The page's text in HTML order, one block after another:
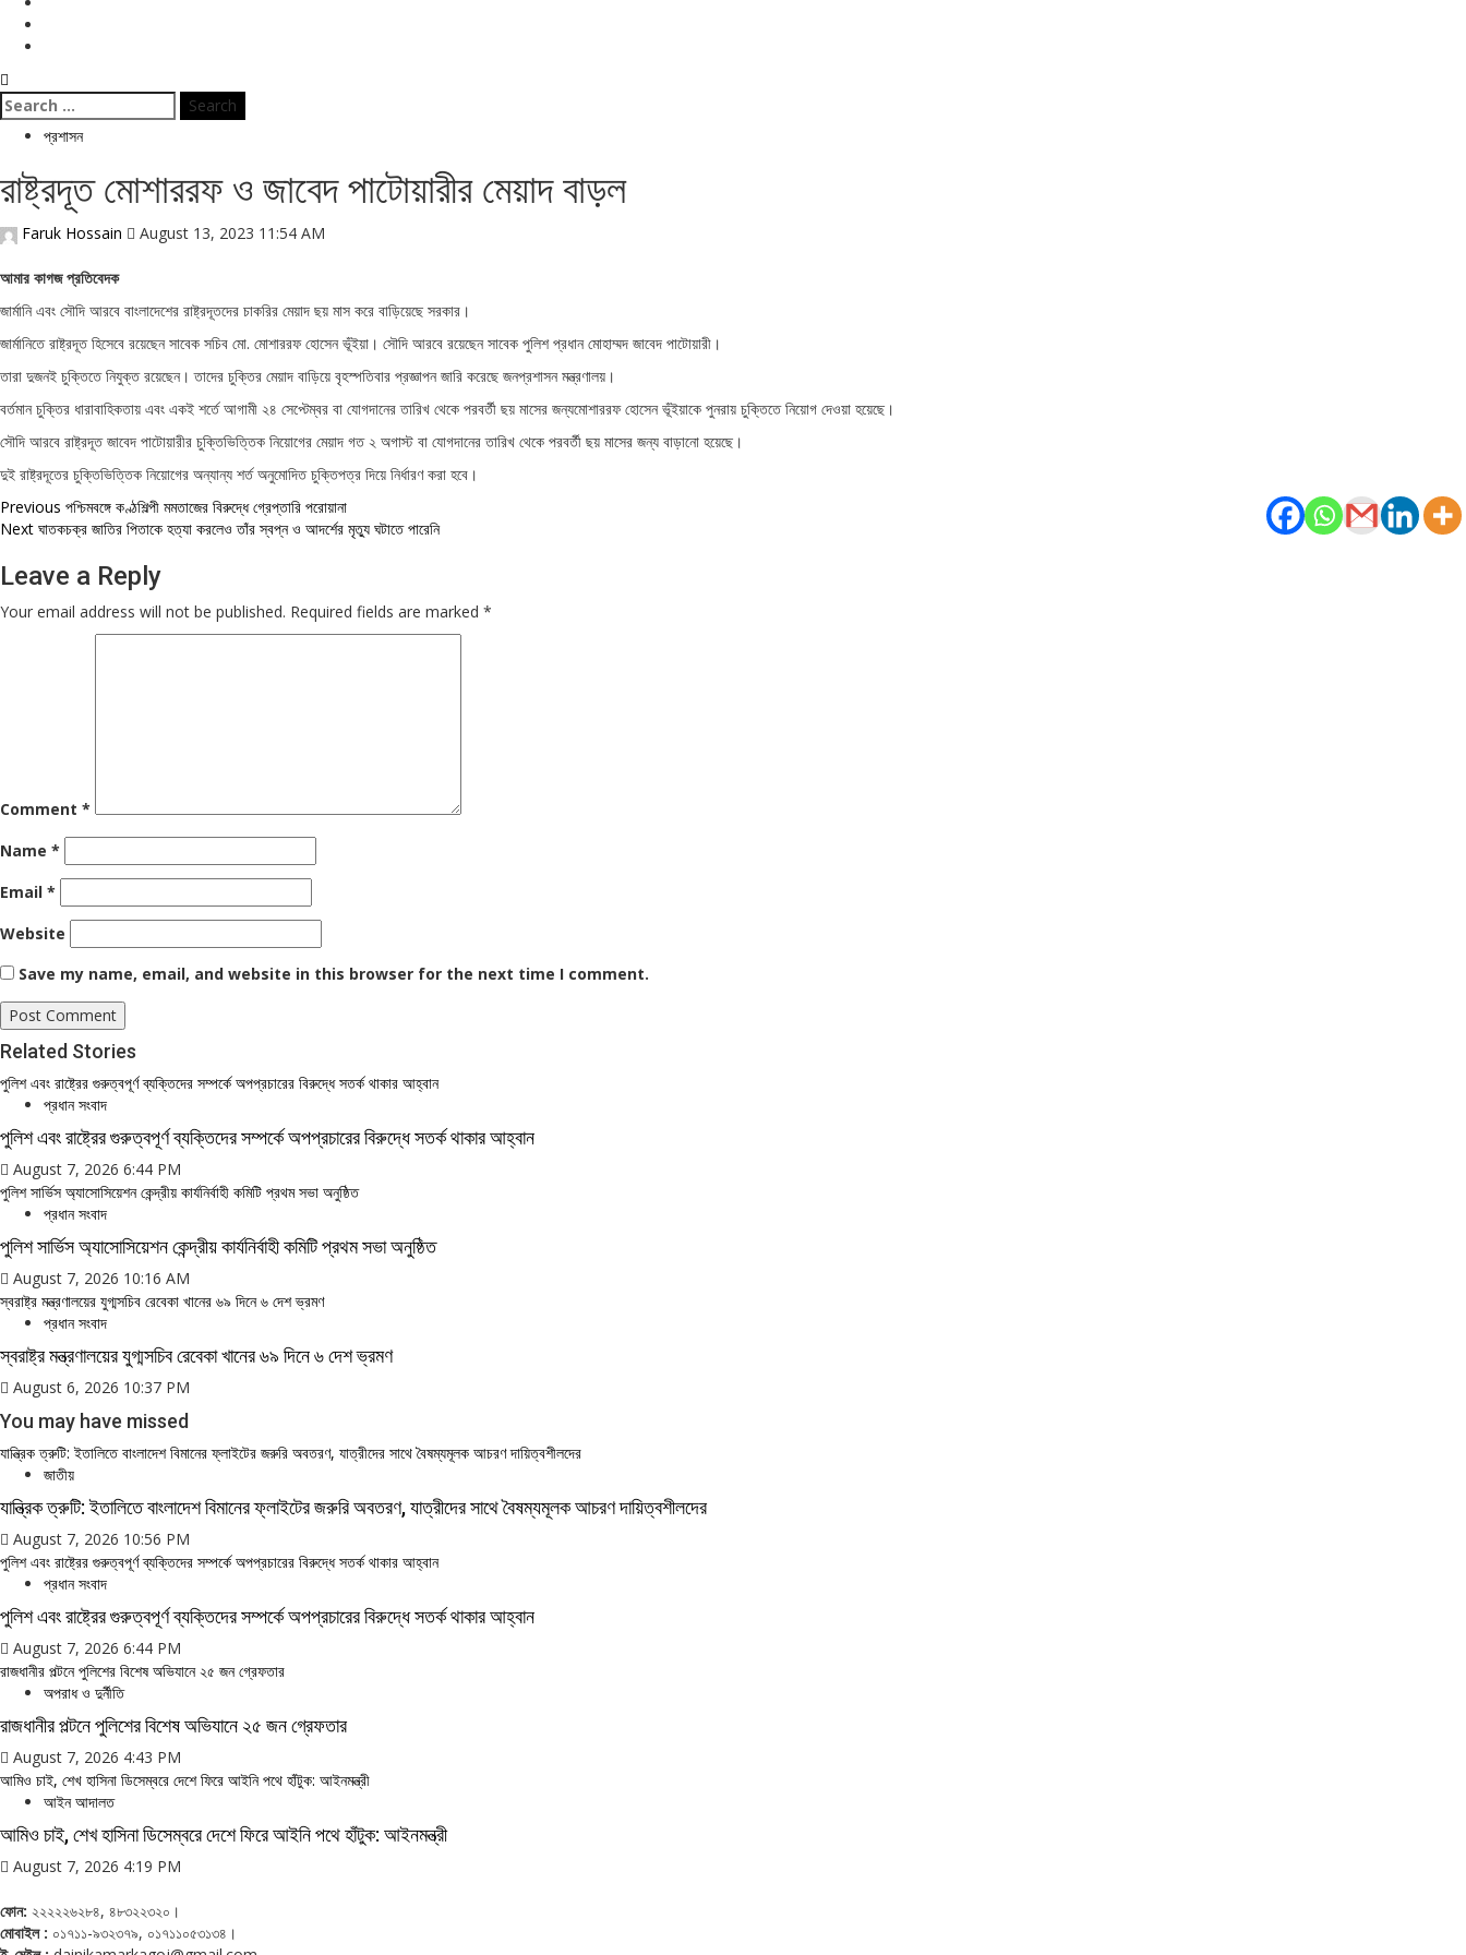
Search
for:
প্রশাসন
রাষ্ট্রদূত মোশাররফ ও জাবেদ পাটোয়ারীর মেয়াদ বাড়ল
Faruk Hossain August 13, 2023 11:54 AM
আমার কাগজ প্রতিবেদক
জার্মানি এবং সৌদি আরবে বাংলাদেশের রাষ্ট্রদূতদের চাকরির মেয়াদ ছয় মাস করে বাড়িয়েছে সরকার।
জার্মানিতে রাষ্ট্রদূত হিসেবে রয়েছেন সাবেক সচিব মো. মোশাররফ হোসেন ভূঁইয়া। সৌদি আরবে রয়েছেন সাবেক পুলিশ প্রধান মোহাম্মদ জাবেদ পাটোয়ারী।
তারা দুজনই চুক্তিতে নিযুক্ত রয়েছেন। তাদের চুক্তির মেয়াদ বাড়িয়ে বৃহস্পতিবার প্রজ্ঞাপন জারি করেছে জনপ্রশাসন মন্ত্রণালয়।
বর্তমান চুক্তির ধারাবাহিকতায় এবং একই শর্তে আগামী ২৪ সেপ্টেম্বর বা যোগদানের তারিখ থেকে পরবর্তী ছয় মাসের জন্যমোশাররফ হোসেন ভূঁইয়াকে পুনরায় চুক্তিতে নিয়োগ দেওয়া হয়েছে।
সৌদি আরবে রাষ্ট্রদূত জাবেদ পাটোয়ারীর চুক্তিভিত্তিক নিয়োগের মেয়াদ গত ২ অগাস্ট বা যোগদানের তারিখ থেকে পরবর্তী ছয় মাসের জন্য বাড়ানো হয়েছে।
দুই রাষ্ট্রদূতের চুক্তিভিত্তিক নিয়োগের অন্যান্য শর্ত অনুমোদিত চুক্তিপত্র দিয়ে নির্ধারণ করা হবে।
Post
navigation
Previous পশ্চিমবঙ্গে কণ্ঠশিল্পী মমতাজের বিরুদ্ধে গ্রেপ্তারি পরোয়ানা
Next ঘাতকচক্র জাতির পিতাকে হত্যা করলেও তাঁর স্বপ্ন ও আদর্শের মৃত্যু ঘটাতে পারেনি
Leave a Reply
Your email address will not be published. Required fields are marked *
Comment *
Name *
Email *
Website
Save my name, email, and website in this browser for the next time I comment.
Related Stories
পুলিশ এবং রাষ্ট্রের গুরুত্বপূর্ণ ব্যক্তিদের সম্পর্কে অপপ্রচারের বিরুদ্ধে সতর্ক থাকার আহ্বান
প্রধান সংবাদ
পুলিশ এবং রাষ্ট্রের গুরুত্বপূর্ণ ব্যক্তিদের সম্পর্কে অপপ্রচারের বিরুদ্ধে সতর্ক থাকার আহ্বান
August 7, 2026 6:44 PM
পুলিশ সার্ভিস অ্যাসোসিয়েশন কেন্দ্রীয় কার্যনির্বাহী কমিটি প্রথম সভা অনুষ্ঠিত
প্রধান সংবাদ
পুলিশ সার্ভিস অ্যাসোসিয়েশন কেন্দ্রীয় কার্যনির্বাহী কমিটি প্রথম সভা অনুষ্ঠিত
August 7, 2026 10:16 AM
স্বরাষ্ট্র মন্ত্রণালয়ের যুগ্মসচিব রেবেকা খানের ৬৯ দিনে ৬ দেশ ভ্রমণ
প্রধান সংবাদ
স্বরাষ্ট্র মন্ত্রণালয়ের যুগ্মসচিব রেবেকা খানের ৬৯ দিনে ৬ দেশ ভ্রমণ
August 6, 2026 10:37 PM
You may have missed
যান্ত্রিক ত্রুটি: ইতালিতে বাংলাদেশ বিমানের ফ্লাইটের জরুরি অবতরণ, যাত্রীদের সাথে বৈষম্যমূলক আচরণ দায়িত্বশীলদের
জাতীয়
যান্ত্রিক ত্রুটি: ইতালিতে বাংলাদেশ বিমানের ফ্লাইটের জরুরি অবতরণ, যাত্রীদের সাথে বৈষম্যমূলক আচরণ দায়িত্বশীলদের
August 7, 2026 10:56 PM
পুলিশ এবং রাষ্ট্রের গুরুত্বপূর্ণ ব্যক্তিদের সম্পর্কে অপপ্রচারের বিরুদ্ধে সতর্ক থাকার আহ্বান
প্রধান সংবাদ
পুলিশ এবং রাষ্ট্রের গুরুত্বপূর্ণ ব্যক্তিদের সম্পর্কে অপপ্রচারের বিরুদ্ধে সতর্ক থাকার আহ্বান
August 7, 2026 6:44 PM
রাজধানীর পল্টনে পুলিশের বিশেষ অভিযানে ২৫ জন গ্রেফতার
অপরাধ ও দুর্নীতি
রাজধানীর পল্টনে পুলিশের বিশেষ অভিযানে ২৫ জন গ্রেফতার
August 7, 2026 4:43 PM
আমিও চাই, শেখ হাসিনা ডিসেম্বরে দেশে ফিরে আইনি পথে হাঁটুক: আইনমন্ত্রী
আইন আদালত
আমিও চাই, শেখ হাসিনা ডিসেম্বরে দেশে ফিরে আইনি পথে হাঁটুক: আইনমন্ত্রী
August 7, 2026 4:19 PM
ফোন: ২২২২২৬২৮৪, ৪৮৩২২৩২০।
মোবাইল : ০১৭১১-৯৩২৩৭৯, ০১৭১১০৫৩১৩৪।